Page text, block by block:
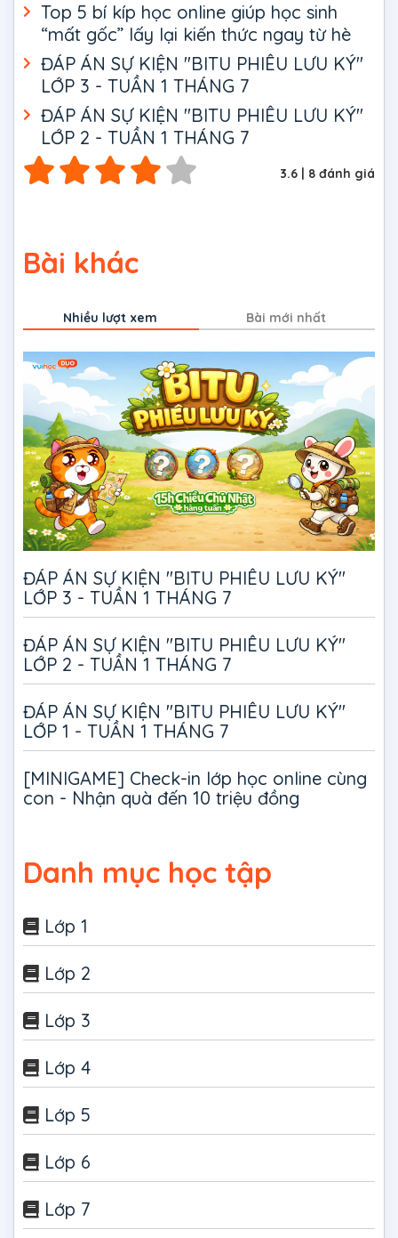
Top 5 bí kíp học online giúp học sinh
“mất gốc” lấy lại kiến thức ngay từ hè
ĐÁP ÁN SỰ KIỆN "BITU PHIÊU LƯU KÝ"
LỚP 3 - TUẦN 1 THÁNG 7
ĐÁP ÁN SỰ KIỆN "BITU PHIÊU LƯU KÝ"
LỚP 2 - TUẦN 1 THÁNG 7
3.6 | 8 đánh giá
Bài khác
Nhiều lượt xem Bài mới nhất
ĐÁP ÁN SỰ KIỆN "BITU PHIÊU LƯU KÝ"
LỚP 3 - TUẦN 1 THÁNG 7
ĐÁP ÁN SỰ KIỆN "BITU PHIÊU LƯU KÝ"
LỚP 2 - TUẦN 1 THÁNG 7
ĐÁP ÁN SỰ KIỆN "BITU PHIÊU LƯU KÝ"
LỚP 1 - TUẦN 1 THÁNG 7
[MINIGAME] Check-in lớp học online cùng
con - Nhận quà đến 10 triệu đồng
Danh mục học tập
Lớp 1
Lớp 2
Lớp 3
Lớp 4
Lớp 5
Lớp 6
Lớp 7